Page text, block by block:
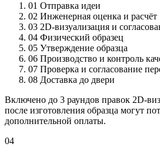
01 Отправка идеи
02 Инженерная оценка и расчёт
03 2D-визуализация и
04 Физический образец
05 Утверждение образца
06 Производство и контроль
07 Проверка и согласование
08 Доставка до двери
Включено до 3 раундов правок 2D-
после изготовления образца могут
дополнительной оплаты.
04